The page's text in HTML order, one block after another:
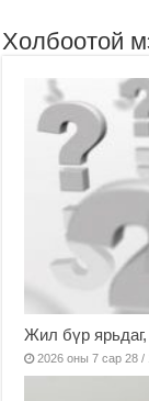
Холбоотой
Жил бүр
2026 оны 7 сар 28 /